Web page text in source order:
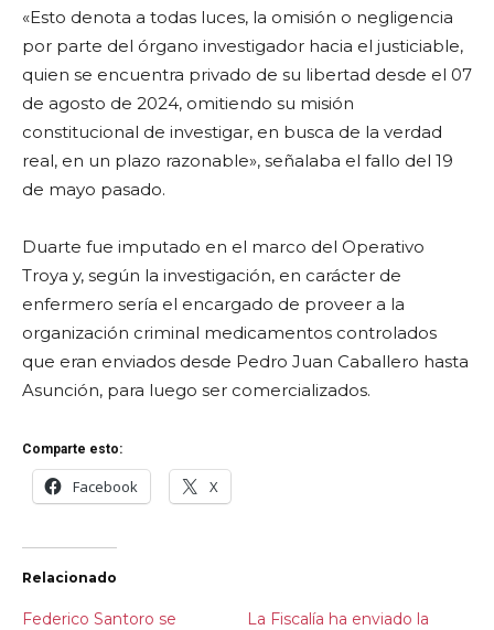
«Esto denota a todas luces, la omisión o negligencia
por parte del órgano investigador hacia el justiciable,
quien se encuentra privado de su libertad desde el 07
de agosto de 2024, omitiendo su misión
constitucional de investigar, en busca de la verdad
real, en un plazo razonable», señalaba el fallo del 19
de mayo pasado.
Duarte fue imputado en el marco del Operativo
Troya y, según la investigación, en carácter de
enfermero sería el encargado de proveer a la
organización criminal medicamentos controlados
que eran enviados desde Pedro Juan Caballero hasta
Asunción, para luego ser comercializados.
Comparte esto:
Facebook X
Relacionado
Federico Santoro se
La Fiscalía ha enviado la